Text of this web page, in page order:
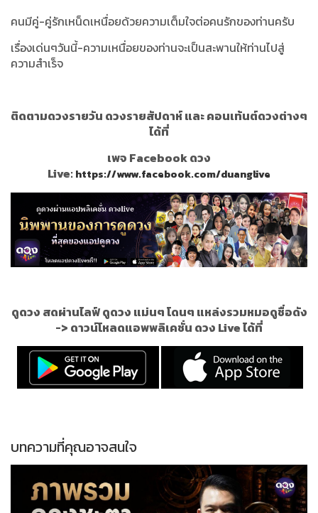
คนมีคู่-คู่รักเหน็ดเหนื่อยด้วยความเต็มใจต่อคนรักของท่านครับ
เรื่องเด่นๆวันนี้-ความเหนื่อยของท่านจะเป็นสะพานให้ท่านไปสู่
ความสำเร็จ
ติดตามดวงรายวัน ดวงรายสัปดาห์ และ คอนเท้นต์ดวงต่างๆ
ได้ที่
เพจ Facebook ดวง
Live:https://www.facebook.com/duanglive
ดูดวง สดผ่านไลฟ์ ดูดวง แม่นๆ โดนๆ แหล่งรวมหมอดูชื่อดัง
-> ดาวน์โหลดแอพพลิเคชั่น ดวง Live ได้ที่
บทความที่คุณอาจสนใจ